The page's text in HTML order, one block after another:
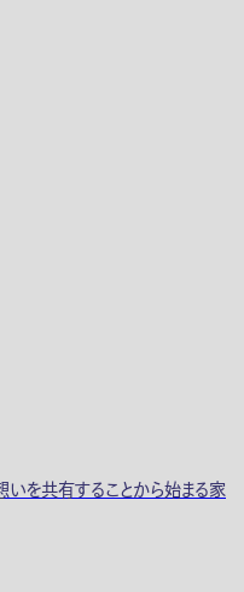
いを共有することから始まる家